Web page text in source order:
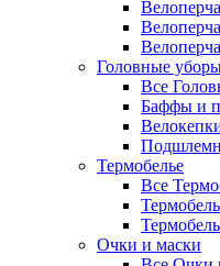
Головные
Все
Баффы и
Термобелье
Все
Очки и маски